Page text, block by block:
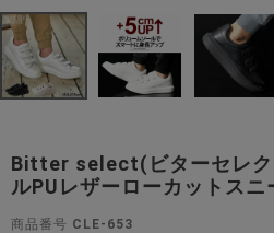
Bitter select(ビターセレク
ルPUレザーローカットス
商品番号 CLE-653